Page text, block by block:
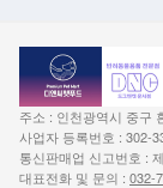
주소 : 인천광역시 중구
사업자 등록번호 : 302-
통신판매업 신고번호 :
대표전화 및 문의 : 032-